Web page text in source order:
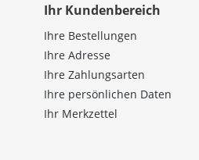
Ihr Kundenbereich
Ihre Bestellungen
Ihre Adresse
Ihre Zahlungsarten
Ihre persönlichen Daten
Ihr Merkzettel